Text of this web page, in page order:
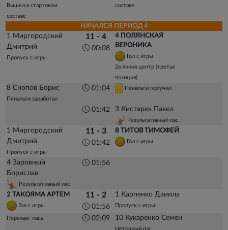
Вышел в стартовом
составе
составе
НАЧАЛСЯ ПЕРИОД 4
1 Миргородский
Дмитрий
Пропуск с игры
11 - 4
00:08
4 ПОЛЯНСКАЯ
ВЕРОНИКА
Гол с игры
2я линия центр (третья
позиция)
8 Снопов Борис
Пенальти заработал
01:04 Пенальти получил
01:42 3 Кистярев Павел
Результативный пас
1 Миргородский
Дмитрий
Пропуск с игры
11 - 3
01:42
8 ТИТОВ ТИМОФЕЙ
Гол с игры
4 Заровный
Борислав
Результативный пас
01:56
2 ТАКОЯМА АРТЕМ
Гол с игры
11 - 2
01:56
1 Карпенко Данила
Пропуск с игры
Перехват паса 02:09 10 Кукаренко Семен
Неточный пас